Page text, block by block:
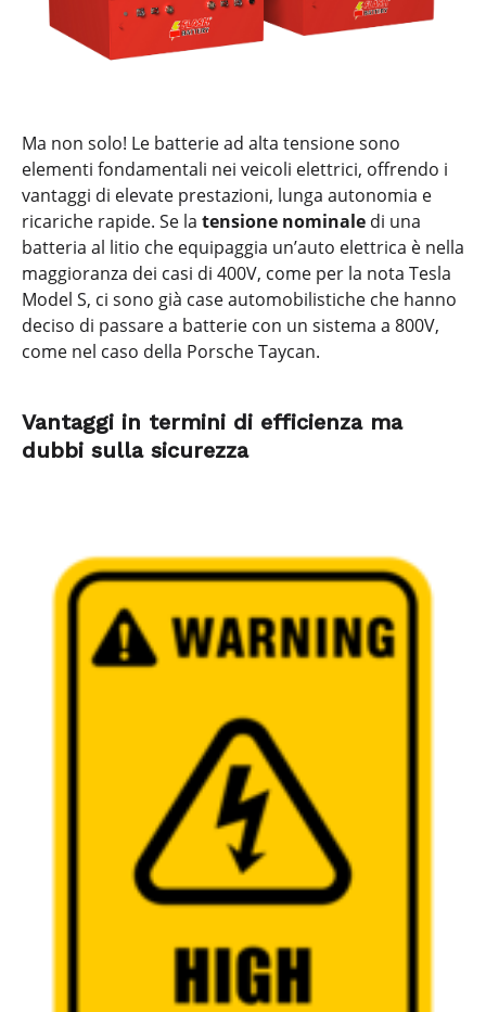
Ma non solo! Le batterie ad alta tensione sono
elementi fondamentali nei veicoli elettrici, offrendo i
vantaggi di elevate prestazioni, lunga autonomia e
ricariche rapide. Se la tensione nominale di una
batteria al litio che equipaggia un’auto elettrica è nella
maggioranza dei casi di 400V, come per la nota Tesla
Model S, ci sono già case automobilistiche che hanno
deciso di passare a batterie con un sistema a 800V,
come nel caso della Porsche Taycan.
Vantaggi in termini di efficienza ma
dubbi sulla sicurezza